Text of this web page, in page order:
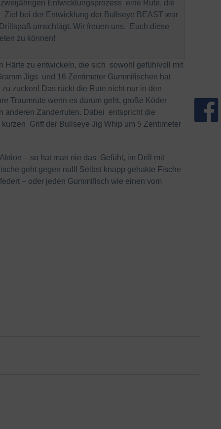
Entwicklungsprozess eine Rute, die
Ziel bei der Entwicklung der Bullseye BEAST war
umschlägt. Wir freuen uns, Euch diese
zu können!
Härte zu entwickeln, die sich sowohl gefühlvoll mit
Jigs und 16 Zentimeter Gummifischen hat
zucken! Das rückt die Rute nicht nur in den
Traumrute wenn es darum geht, große Köder
anderen Zanderruten. Dabei entspricht die
Griff der Bullseye Jig Whip um 5 Zentimeter
– so hat man nie das Gefühl, im Drill mit
geht gegen null! Selbst knapp gehakte Fische
– oder jeden Gummifisch wie einen vom